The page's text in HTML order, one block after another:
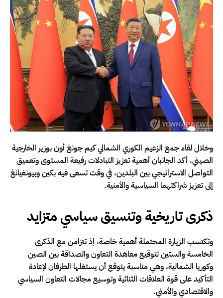
وخلال لقاء جمع الزعيم الكوري الشمالي كيم جونغ أون بوزير الخارجية
الصيني، أكد الجانبان أهمية تعزيز التبادلات رفيعة المستوى وتعميق
التواصل الاستراتيجي بين البلدين، في وقت تسعى فيه بكين وبيونغيانغ
إلى تعزيز شراكتهما السياسية والأمنية.
ذكرى تاريخية وتنسيق سياسي متزايد
وتكتسب الزيارة المحتملة أهمية خاصة، إذ تتزامن مع الذكرى
الخامسة والستين لتوقيع معاهدة التعاون والصداقة بين الصين
وكوريا الشمالية، وهي مناسبة يتوقع أن يستغلها الطرفان لإعادة
التأكيد على قوة العلاقات الثنائية وتوسيع مجالات التعاون السياسي
والاقتصادي والأمني.